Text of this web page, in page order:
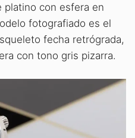
platino con esfera en
fotografiado es el
fecha retrógrada,
con tono gris pizarra.